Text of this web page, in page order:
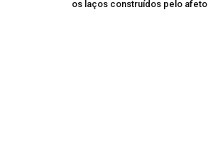
os laços construídos pelo afeto